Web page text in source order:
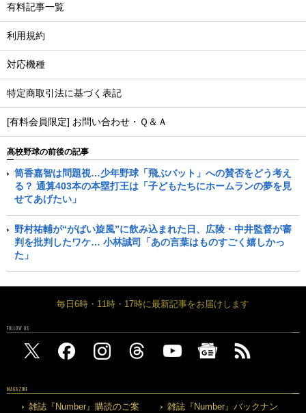
有料記事一覧
利用規約
対応機種
特定商取引法に基づく表記
[有料会員限定] お問い合わせ・Ｑ＆Ａ
高校野球の前後の記事
筒香嘉智は問題視…少年野球「飛ぶバット」への賛否をどう考え
る？ 通算403本の本塁打王は「子どもたちにホームランの夢を見
せてあげたい」
野村祐輔が“がばい旋風”に飲み込まれた日、広陵・中井監督が審
判を批判したワケ… 小林誠司「あの言葉はものすごく嬉しかっ
た」
毎日6時・11時・17時に最新記事をお届けします
FOLLOW US
MAGAZINE
雑誌『Number』購読のご案
雑誌『Number』バックナン